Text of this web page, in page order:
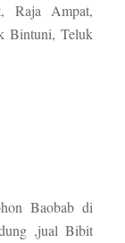
Raja Ampat,
Bintuni, Teluk
Baobab di
,jual Bibit